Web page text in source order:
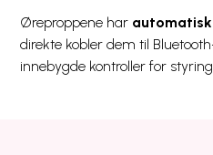
Øreproppene har
direkte kobler dem til
innebygde kontroller for